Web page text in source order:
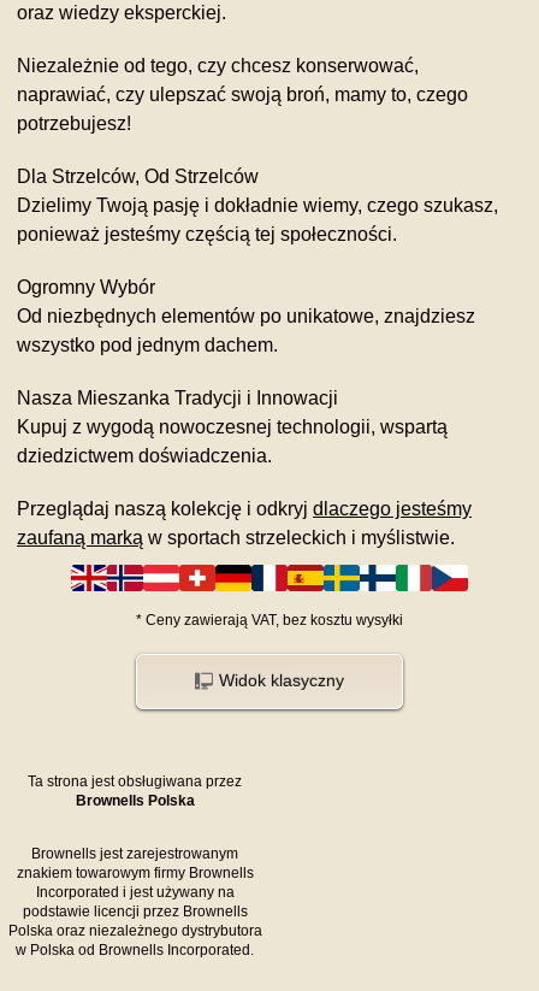
oraz wiedzy eksperckiej.
Niezależnie od tego, czy chcesz konserwować,
naprawiać, czy ulepszać swoją broń, mamy to, czego
potrzebujesz!
Dla Strzelców, Od Strzelców
Dzielimy Twoją pasję i dokładnie wiemy, czego szukasz,
ponieważ jesteśmy częścią tej społeczności.
Ogromny Wybór
Od niezbędnych elementów po unikatowe, znajdziesz
wszystko pod jednym dachem.
Nasza Mieszanka Tradycji i Innowacji
Kupuj z wygodą nowoczesnej technologii, wspartą
dziedzictwem doświadczenia.
Przeglądaj naszą kolekcję i odkryj dlaczego jesteśmy
zaufaną marką w sportach strzeleckich i myślistwie.
* Ceny zawierają VAT, bez kosztu wysyłki
Widok klasyczny
Ta strona jest obsługiwana przez
Brownells Polska
Brownells jest zarejestrowanym
znakiem towarowym firmy Brownells
Incorporated i jest używany na
podstawie licencji przez Brownells
Polska oraz niezależnego dystrybutora
w Polska od Brownells Incorporated.